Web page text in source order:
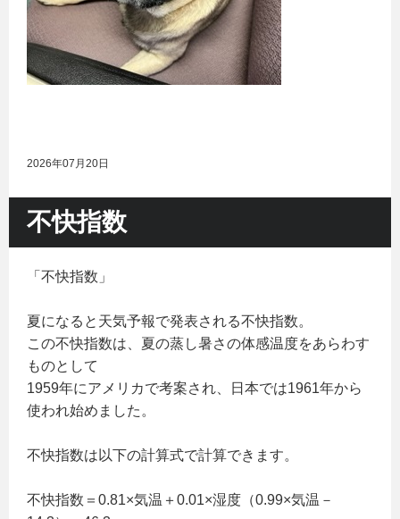
2026年07月20日
不快指数
「不快指数」
夏になると天気予報で発表される不快指数。
この不快指数は、夏の蒸し暑さの体感温度をあらわす
ものとして
1959年にアメリカで考案され、日本では1961年から
使われ始めました。
不快指数は以下の計算式で計算できます。
不快指数＝0.81×気温＋0.01×湿度（0.99×気温－